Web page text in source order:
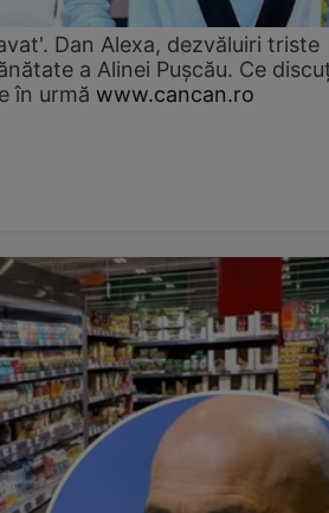
Dan Alexa, dezvăluiri triste
a Alinei Pușcău. Ce
în urmă www.cancan.ro